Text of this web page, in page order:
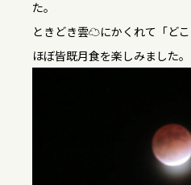
た。
ときどき雲☁にかくれて「ど
ほぼ皆既月食を楽しみました。